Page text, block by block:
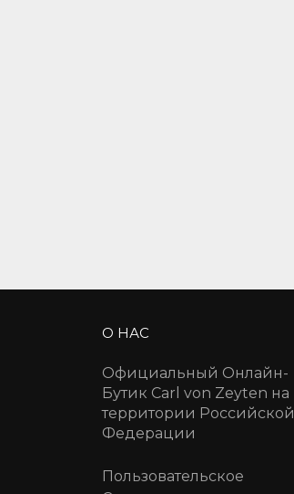
О НАС
Официальный Онлайн-
Бутик Carl von Zeyten на
территории Российской
Федерации
Пользовательское